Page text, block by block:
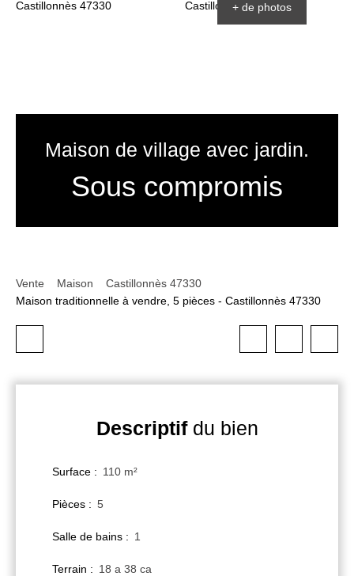
+ de photos
Maison de village avec jardin.
Sous compromis
Vente Maison
Castillonnès 47330
Maison traditionnelle à vendre, 5 pièces - Castillonnès 47330
Descriptifdu bien
Surface : 110 m²
Pièces : 5
Salle de bains : 1
Terrain : 18 a 38 ca